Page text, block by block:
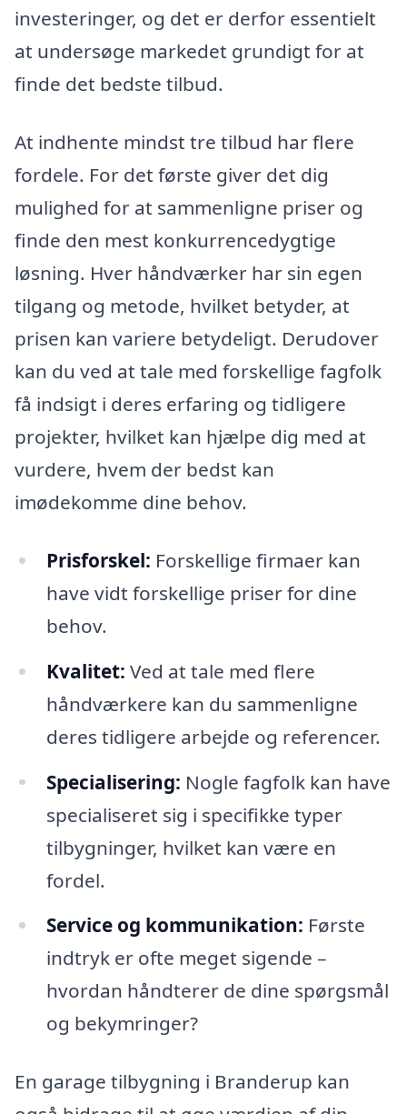
investeringer, og det er derfor essentielt
at undersøge markedet grundigt for at
finde det bedste tilbud.
At indhente mindst tre tilbud har flere
fordele. For det første giver det dig
mulighed for at sammenligne priser og
finde den mest konkurrencedygtige
løsning. Hver håndværker har sin egen
tilgang og metode, hvilket betyder, at
prisen kan variere betydeligt. Derudover
kan du ved at tale med forskellige fagfolk
få indsigt i deres erfaring og tidligere
projekter, hvilket kan hjælpe dig med at
vurdere, hvem der bedst kan
imødekomme dine behov.
Prisforskel: Forskellige firmaer kan
have vidt forskellige priser for dine
behov.
Kvalitet: Ved at tale med flere
håndværkere kan du sammenligne
deres tidligere arbejde og referencer.
Specialisering: Nogle fagfolk kan have
specialiseret sig i specifikke typer
tilbygninger, hvilket kan være en
fordel.
Service og kommunikation: Første
indtryk er ofte meget sigende –
hvordan håndterer de dine spørgsmål
og bekymringer?
En garage tilbygning i Branderup kan